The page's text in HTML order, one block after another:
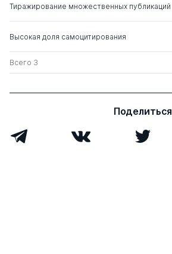
Тиражирование множественных публикаций
Высокая доля самоцитирования
Всего 3
Поделиться